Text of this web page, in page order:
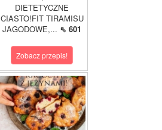
DIETETYCZNE
CIASTO!FIT TIRAMISU
JAGODOWE,... ⇖ 601
Zobacz przepis!